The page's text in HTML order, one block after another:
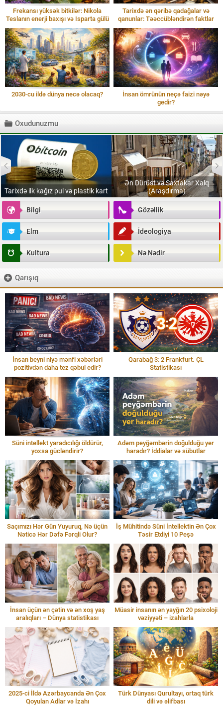
Frekansı yüksək bitkilər: Nikola
Teslanın enerji baxışı və Isparta gülü
Tarixdə ən qəribə qadağalar və
qanunlar: Təəccübləndirən faktlar
2030-cu ildə dünya necə olacaq?
İnsan ömrünün neçə faizi nəyə
gedir?
Oxudunuzmu
Tarixdə ilk kağız pul və plastik kart
Ən Dürüst və Saxtakar Xalq
(Araşdırma)
Bilgi Gözəllik
Elm İdeologiya
Kultura Nə Nədir
Qarışıq
İnsan beyni niyə mənfi xəbərləri
pozitivdən daha tez qəbul edir?
Qarabağ 3: 2 Frankfurt. ÇL
Statistikası
Süni intellekt yaradıcılığı öldürür,
yoxsa gücləndirir?
Adəm peyğəmbərin doğulduğu yer
haradır? İddialar və sübutlar
Saçımızı Hər Gün Yuyuruq, Nə üçün
Nəticə Hər Dəfə Fərqli Olur?
İş Mühitində Süni İntellektin Ən Çox
Təsir Etdiyi 10 Peşə
İnsan üçün ən çətin və ən xoş yaş
aralıqları – Dünya statistikası
Müasir insanın ən yayğın 20 psixoloji
vəziyyəti – izahlarla
2025-ci İldə Azərbaycanda Ən Çox
Qoyulan Adlar və İzahı
Türk Dünyası Qurultayı, ortaq türk
dili və əlifbası